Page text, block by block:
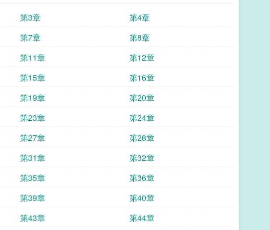
第3章
第4章
第7章
第8章
第11章
第12章
第15章
第16章
第19章
第20章
第23章
第24章
第27章
第28章
第31章
第32章
第35章
第36章
第39章
第40章
第43章
第44章